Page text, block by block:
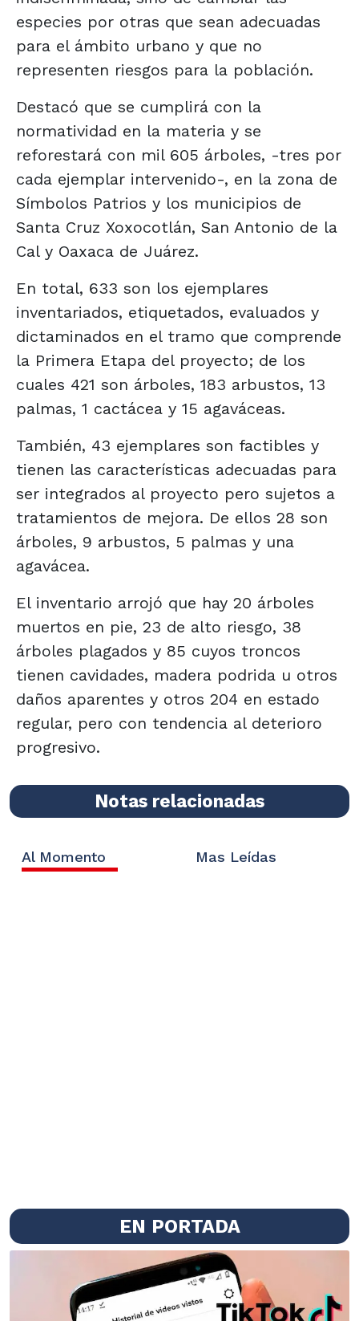
especies por otras que sean adecuadas
para el ámbito urbano y que no
representen riesgos para la población.
Destacó que se cumplirá con la
normatividad en la materia y se
reforestará con mil 605 árboles, -tres por
cada ejemplar intervenido-, en la zona de
Símbolos Patrios y los municipios de
Santa Cruz Xoxocotlán, San Antonio de la
Cal y Oaxaca de Juárez.
En total, 633 son los ejemplares
inventariados, etiquetados, evaluados y
dictaminados en el tramo que comprende
la Primera Etapa del proyecto; de los
cuales 421 son árboles, 183 arbustos, 13
palmas, 1 cactácea y 15 agaváceas.
También, 43 ejemplares son factibles y
tienen las características adecuadas para
ser integrados al proyecto pero sujetos a
tratamientos de mejora. De ellos 28 son
árboles, 9 arbustos, 5 palmas y una
agavácea.
El inventario arrojó que hay 20 árboles
muertos en pie, 23 de alto riesgo, 38
árboles plagados y 85 cuyos troncos
tienen cavidades, madera podrida u otros
daños aparentes y otros 204 en estado
regular, pero con tendencia al deterioro
progresivo.
Notas relacionadas
Al Momento Mas Leídas
EN PORTADA